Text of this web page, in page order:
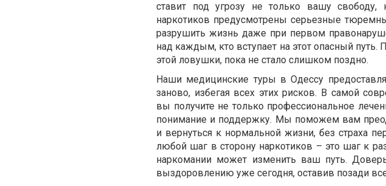
ставит под угрозу не только вашу
наркотиков предусмотрены серьезные
разрушить жизнь даже при первом
над каждым, кто вступает на этот опасный
этой ловушки, пока не стало слишком поздно.
Наши медицинские туры в Одессу
заново, избегая всех этих рисков. В самой
вы получите не только профессиональное
понимание и поддержку. Мы поможем вам
и вернуться к нормальной жизни, без страха
любой шаг в сторону наркотиков – это шаг к
наркомании может изменить ваш путь.
выздоровлению уже сегодня, оставив позади